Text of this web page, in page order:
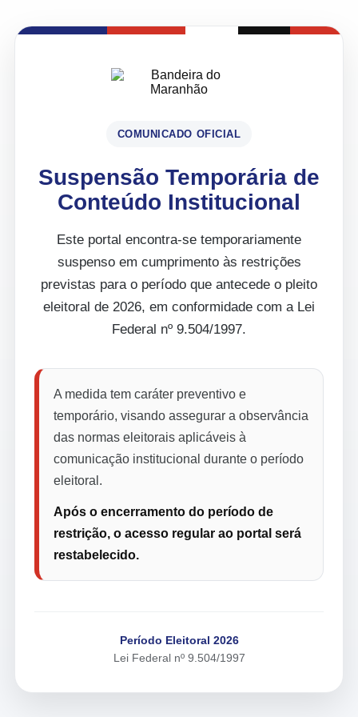
COMUNICADO OFICIAL
Suspensão Temporária de
Conteúdo Institucional
Este portal encontra-se temporariamente
suspenso em cumprimento às restrições
previstas para o período que antecede o pleito
eleitoral de 2026, em conformidade com a Lei
Federal nº 9.504/1997.
A medida tem caráter preventivo e
temporário, visando assegurar a observância
das normas eleitorais aplicáveis à
comunicação institucional durante o período
eleitoral.
Após o encerramento do período de
restrição, o acesso regular ao portal será
restabelecido.
Período Eleitoral 2026
Lei Federal nº 9.504/1997